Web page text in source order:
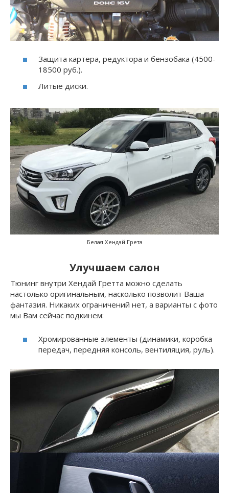
Защита картера, редуктора и бензобака (4500-
18500 руб.).
Литые диски.
Белая Хендай Грета
Улучшаем салон
Тюнинг внутри Хендай Гретта можно сделать
настолько оригинальным, насколько позволит Ваша
фантазия. Никаких ограничений нет, а варианты с фото
мы Вам сейчас подкинем:
Хромированные элементы (динамики, коробка
передач, передняя консоль, вентиляция, руль).